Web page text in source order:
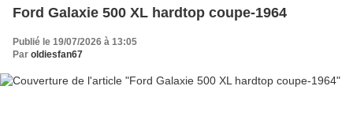
Ford Galaxie 500 XL hardtop coupe-1964
Publié le 19/07/2026 à 13:05
Par oldiesfan67